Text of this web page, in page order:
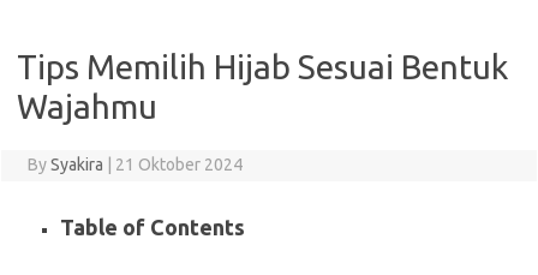
Tips Memilih Hijab Sesuai Bentuk
Wajahmu
BySyakira 21 Oktober 2024
Table of Contents